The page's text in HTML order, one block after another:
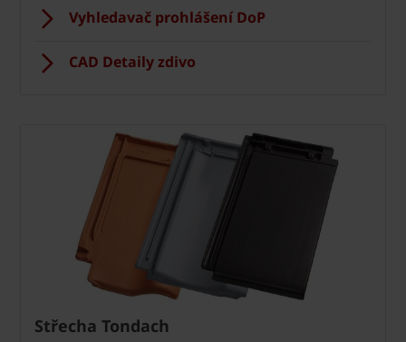
Vyhledavač prohlášení DoP
CAD Detaily zdivo
Střecha Tondach